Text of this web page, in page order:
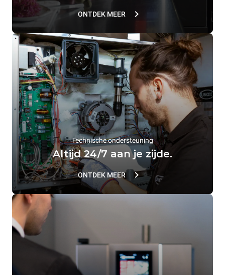
ONTDEK MEER
Technische ondersteuning
Altijd 24/7 aan je zijde.
ONTDEK MEER